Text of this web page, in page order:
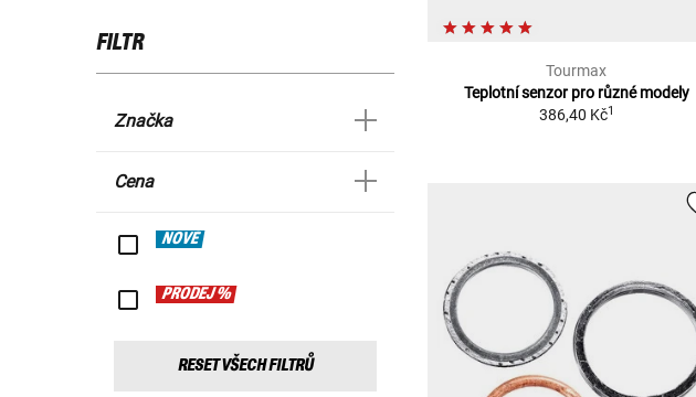
FILTR
Značka
Cena
NOVÉ
PRODEJ %
RESET VŠECH FILTRŮ
Tourmax
Teplotní senzor pro různé modely
386,40 Kč1